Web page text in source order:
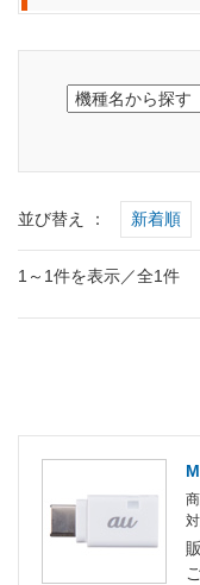
並び替え ： 新着順
1～1件を表示／全1件